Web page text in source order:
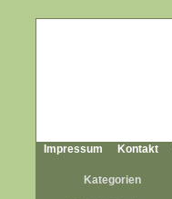
Impressum Kontakt
Kategorien